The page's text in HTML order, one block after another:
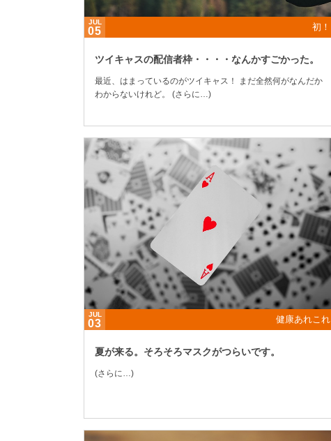
JUL
05 初！
ツイキャスの配信者枠・・・・なんかすごかった。
最近、はまっているのがツイキャス！ まだ全然何がなんだか
わからないけれど。 (さらに…)
JUL
03 健康あれこれ
夏が来る。そろそろマスクがつらいです。
(さらに…)